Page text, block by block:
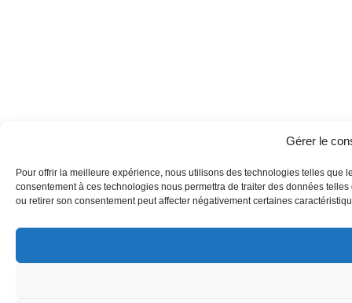
Gérer le
Pour offrir la meilleure expérience, nous utilisons des technologies telles
consentement à ces technologies nous permettra de traiter des données
ou retirer son consentement peut affecter négativement certaines